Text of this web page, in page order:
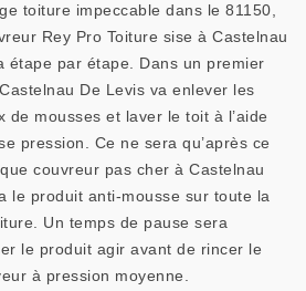
toiture impeccable dans le 81150,
Rey Pro Toiture sise à Castelnau
étape par étape. Dans un premier
De Levis va enlever les
de mousses et laver le toit à l’aide
pression. Ce ne sera qu’après ce
couvreur pas cher à Castelnau
le produit anti-mousse sur toute la
Un temps de pause sera
le produit agir avant de rincer le
à pression moyenne.